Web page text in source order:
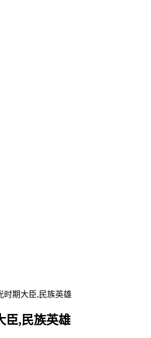
时期大臣,民族英雄
臣,民族英雄